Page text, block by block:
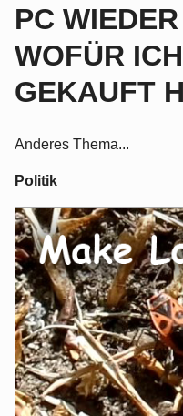
PC
WOFÜR
GEKAUFT
Anderes Thema...
Politik